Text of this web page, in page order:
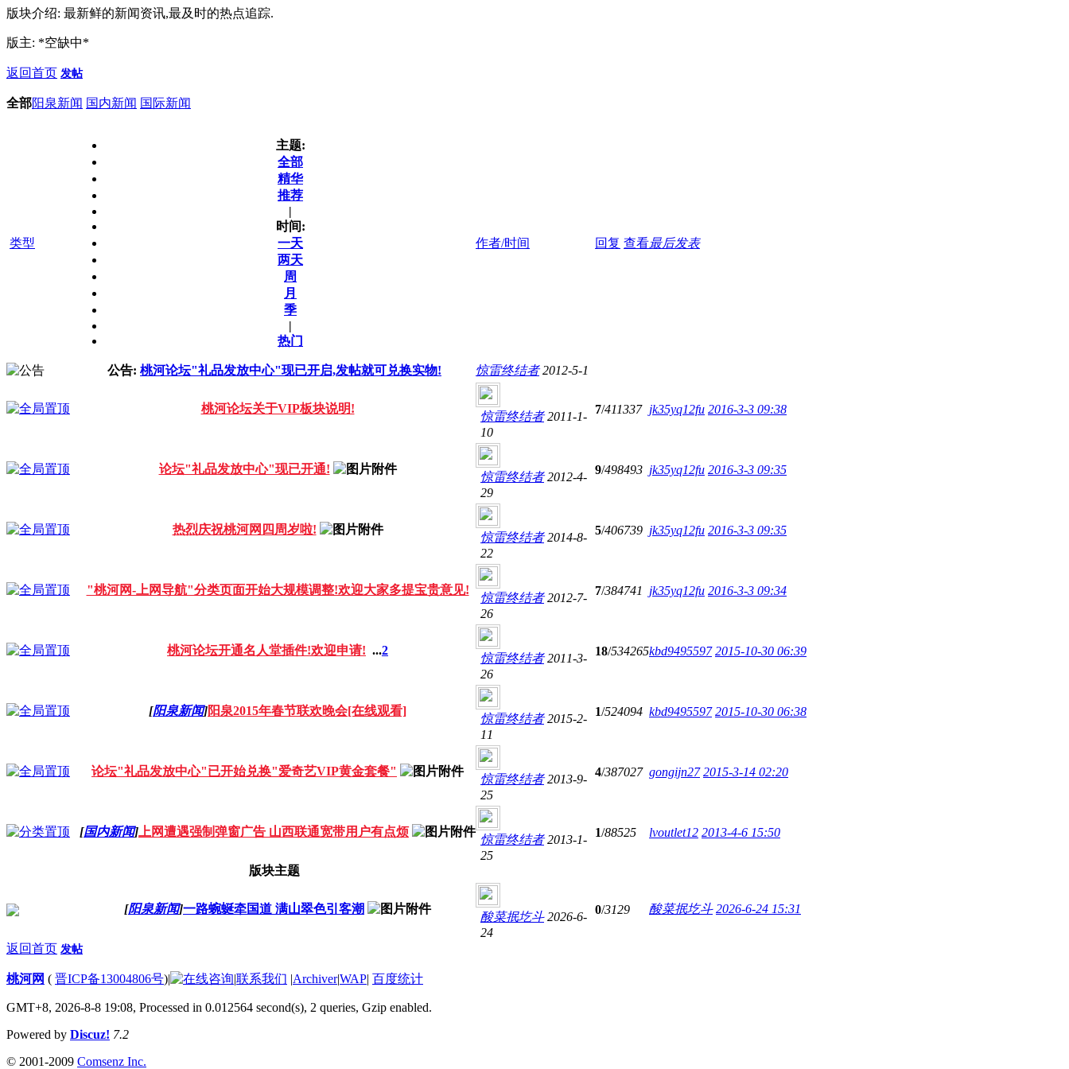
版块介绍: 最新鲜的新闻资讯,最及时的热点追踪.
版主: *空缺中*
返回首页 发帖
全部阳泉新闻 国内新闻 国际新闻
类型
主题:
全部
精华
推荐
|
时间:
一天
两天
周
月
季
|
热门
作者/时间 回复 查看最后发表
公告: 桃河论坛"礼品发放中心"现已开启,发帖就可兑换实物! 惊雷终结者 2012-5-1
桃河论坛关于VIP板块说明!
惊雷终结者 2011-1-
10
7/411337 jk35yq12fu 2016-3-3 09:38
论坛"礼品发放中心"现已开通!
惊雷终结者 2012-4-
29
9/498493 jk35yq12fu 2016-3-3 09:35
热烈庆祝桃河网四周岁啦!
惊雷终结者 2014-8-
22
5/406739 jk35yq12fu 2016-3-3 09:35
"桃河网-上网导航"分类页面开始大规模调整!欢迎大家多提宝贵意见!
惊雷终结者 2012-7-
26
7/384741 jk35yq12fu 2016-3-3 09:34
桃河论坛开通名人堂插件!欢迎申请! ...2
惊雷终结者 2011-3-
26
18/534265kbd9495597 2015-10-30 06:39
[阳泉新闻]阳泉2015年春节联欢晚会[在线观看]
惊雷终结者 2015-2-
11
1/524094 kbd9495597 2015-10-30 06:38
论坛"礼品发放中心"已开始兑换"爱奇艺VIP黄金套餐"
惊雷终结者 2013-9-
25
4/387027 gongijn27 2015-3-14 02:20
[国内新闻] 上网遭遇强制弹窗广告 山西联通宽带用户有点烦
惊雷终结者 2013-1-
25
1/88525 lvoutlet12 2013-4-6 15:50
版块主题
[阳泉新闻]一路蜿蜒牵国道 满山翠色引客潮
酸菜抿圪斗 2026-6-
24
0/3129 酸菜抿圪斗 2026-6-24 15:31
返回首页 发帖
桃河网 ( 晋ICP备13004806号)| |联系我们 |Archiver|WAP| 百度统计
GMT+8, 2026-8-8 19:08, Processed in 0.012564 second(s), 2 queries, Gzip enabled.
Powered by Discuz! 7.2
© 2001-2009 Comsenz Inc.